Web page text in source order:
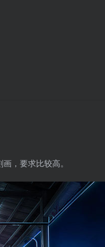
，要求比较高。